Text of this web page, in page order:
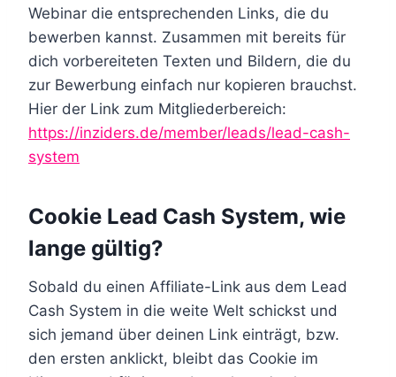
Webinar die entsprechenden Links, die du
bewerben kannst. Zusammen mit bereits für
dich vorbereiteten Texten und Bildern, die du
zur Bewerbung einfach nur kopieren brauchst.
Hier der Link zum Mitgliederbereich:
https://inziders.de/member/leads/lead-cash-
system
Cookie Lead Cash System, wie
lange gültig?
Sobald du einen Affiliate-Link aus dem Lead
Cash System in die weite Welt schickst und
sich jemand über deinen Link einträgt, bzw.
den ersten anklickt, bleibt das Cookie im